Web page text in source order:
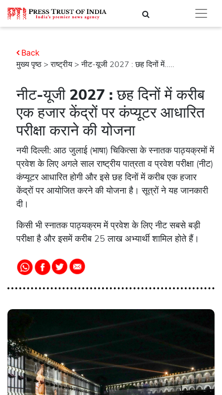
मुख्य पृष्ठ >राष्ट्रीय > नीट-यूजी 2027 : छह दिनों में.....
Back
नीट-यूजी 2027 : छह दिनों में करीब
एक हजार केंद्रों पर कंप्यूटर आधारित
परीक्षा कराने की योजना
नयी दिल्ली: आठ जुलाई (भाषा) चिकित्सा के स्नातक पाठ्यक्रमों में
प्रवेश के लिए अगले साल राष्ट्रीय पात्रता व प्रवेश परीक्षा (नीट)
कंप्यूटर आधारित होगी और इसे छह दिनों में करीब एक हजार
केंद्रों पर आयोजित करने की योजना है। सूत्रों ने यह जानकारी
दी।
किसी भी स्नातक पाठ्यक्रम में प्रवेश के लिए नीट सबसे बड़ी
परीक्षा है और इसमें करीब 25 लाख अभ्यार्थी शामिल होते हैं।